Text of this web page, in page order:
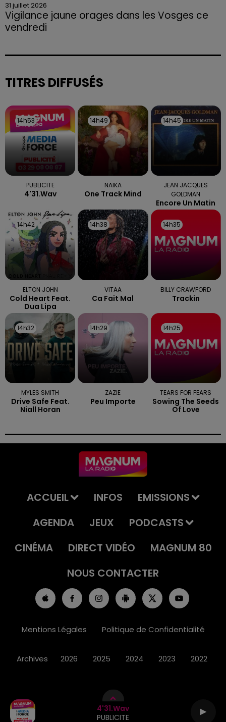
4'31.wav
PUBLICITE
31 juillet 2026
Vigilance jaune orages dans les Vosges ce
vendredi
sont attendues en deuxième partie d'après-midi,
TITRES DIFFUSÉS
14h53
14h53
PUBLICITE
4'31.wav
14h49
14h49
NAIKA
One Track Mind
14h45
14h45
JEAN JACQUES
GOLDMAN
Encore Un Matin
14h42
14h42
ELTON JOHN
Cold Heart Feat.
Dua Lipa
14h38
14h38
VITAA
Ca Fait Mal
14h35
14h35
BILLY CRAWFORD
Trackin
14h32
14h32
MYLES SMITH
Drive Safe Feat.
Niall Horan
14h29
14h29
ZAZIE
Peu Importe
14h25
14h25
TEARS FOR FEARS
Sowing The Seeds
Of Love
ACCUEIL INFOS
EMISSIONS
AGENDA
JEUX
PODCASTS
CINÉMA
DIRECT VIDÉO
MAGNUM 80
NOUS CONTACTER
Mentions Légales Politique de Confidentialité
Archives 2026 2025 2024 2023 2022